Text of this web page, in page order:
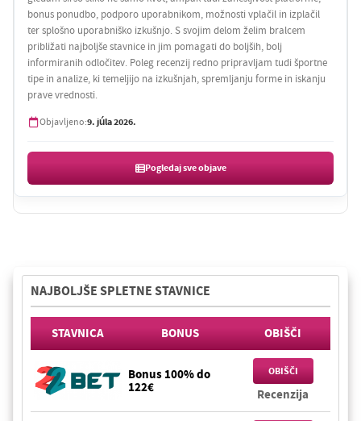
bonus ponudbo, podporo uporabnikom, možnosti vplačil in izplačil
ter splošno uporabniško izkušnjo. S svojim delom želim bralcem
približati najboljše stavnice in jim pomagati do boljših, bolj
informiranih odločitev. Poleg recenzij redno pripravljam tudi športne
tipe in analize, ki temeljijo na izkušnjah, spremljanju forme in iskanju
prave vrednosti.
Objavljeno:9. júla 2026.
Pogledaj sve objave
NAJBOLJŠE SPLETNE STAVNICE
STAVNICA BONUS OBIŠČI
Bonus 100% do
122€
OBIŠČI
Recenzija